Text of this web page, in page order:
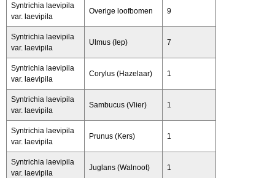
Syntrichia laevipila
var. laevipila
Overige loofbomen 9
Syntrichia laevipila
var. laevipila
Ulmus (Iep) 7
Syntrichia laevipila
var. laevipila
Corylus (Hazelaar) 1
Syntrichia laevipila
var. laevipila
Sambucus (Vlier) 1
Syntrichia laevipila
var. laevipila
Prunus (Kers) 1
Syntrichia laevipila
var. laevipila
Juglans (Walnoot) 1